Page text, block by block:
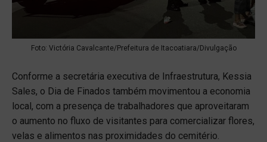
Foto: Victória Cavalcante/Prefeitura de Itacoatiara/Divulgação
Conforme a secretária executiva de Infraestrutura, Kessia
Sales, o Dia de Finados também movimentou a economia
local, com a presença de trabalhadores que aproveitaram
o aumento no fluxo de visitantes para comercializar flores,
velas e alimentos nas proximidades do cemitério.